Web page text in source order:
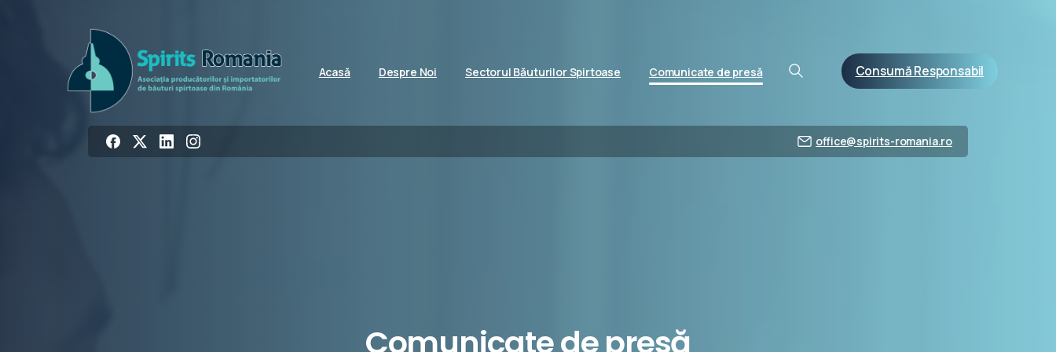
Acasă Despre Noi Sectorul Băuturilor Spirtoase Comunicate de presă Consumă Responsabil
office@spirits-romania.ro
Comunicatede presă